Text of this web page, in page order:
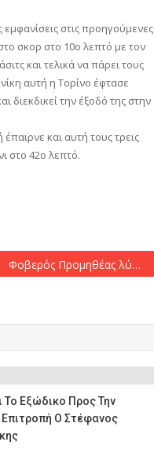
στις προηγούμενες
σκορ στο 10ο λεπτό με τον
και τελικά να πάρει τους
αυτή η Τορίνο έφτασε
διεκδικεί την έξοδό της στην
και αυτή τους τρεις
στο 42ο λεπτό.
Φοβερός Προμηθέας λύγισε τον Κολοσσό στην παράταση (84-79)
Το Εξώδικο Προς Την
Επιτροπή Ο Στέφανος